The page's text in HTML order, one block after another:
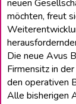
neuen
möchten, freut
Die neue Avus
Firmensitz in
den operativen
Alle bisherigen